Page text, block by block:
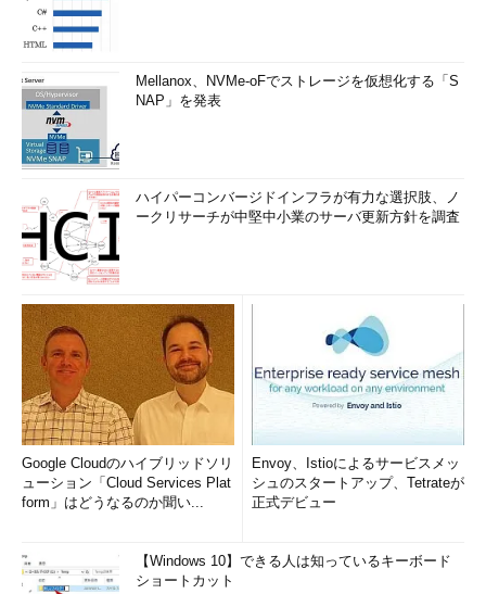
Mellanox、NVMe-oFでストレージを仮想化する「S
NAP」を発表
ハイパーコンバージドインフラが有力な選択肢、ノ
ークリサーチが中堅中小業のサーバ更新方針を調査
Google Cloudのハイブリッドソリ
ューション「Cloud Services Plat
form」はどうなるのか聞い...
Envoy、Istioによるサービスメッ
シュのスタートアップ、Tetrateが
正式デビュー
【Windows 10】できる人は知っているキーボード
ショートカット